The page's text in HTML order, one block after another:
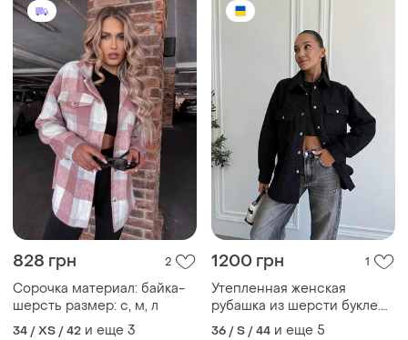
828 грн 2
Сорочка материал: байка-
шерсть размер: с, м, л
34 / XS / 42 и еще 3
1200 грн 1
Утепленная женская
рубашка из шерсти букле.
на осень-весну
36 / S / 44 и еще 5